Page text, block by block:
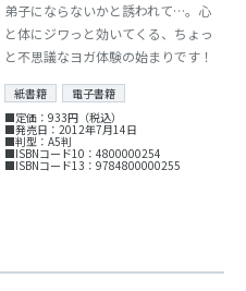
弟子にならないかと誘われて…。心
と体にジワっと効いてくる、ちょっ
と不思議なヨガ体験の始まりです！
紙書籍
電子書籍
■定価：933円（税込）
■発売日：2012年7月14日
■判型：A5判
■ISBNコード10：4800000254
■ISBNコード13：9784800000255